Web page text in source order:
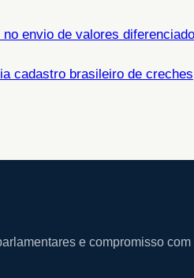
envio de valores
cadastro brasileiro de creches
e compromisso com